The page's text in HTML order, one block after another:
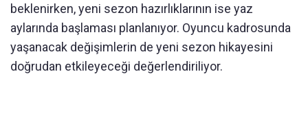
beklenirken, yeni sezon hazırlıklarının ise yaz
aylarında başlaması planlanıyor. Oyuncu kadrosunda
yaşanacak değişimlerin de yeni sezon hikayesini
doğrudan etkileyeceği değerlendiriliyor.